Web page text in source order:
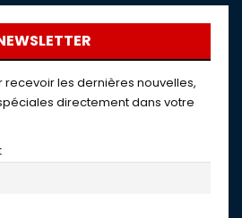
recevoir les dernières nouvelles,
directement dans votre